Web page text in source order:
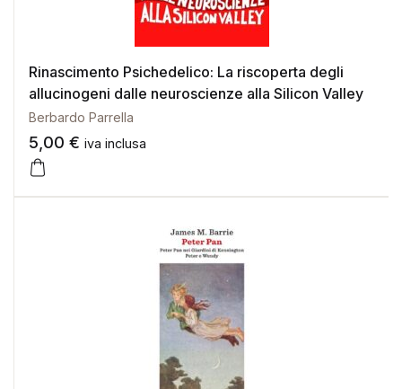
Rinascimento Psichedelico: La riscoperta degli
allucinogeni dalle neuroscienze alla Silicon Valley
Berbardo Parrella
5,00 € iva inclusa